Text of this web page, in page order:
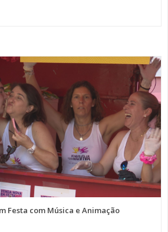
Festa com Música e Animação